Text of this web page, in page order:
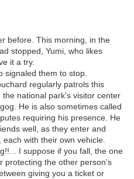
before. This morning, in the
stopped, Yumi, who likes
it a try.
signaled them to stop.
regularly patrols this
national park's visitor center
He is also sometimes called
requiring his presence. He
well, as they enter and
with their own vehicle.
I suppose if you fall, the one
protecting the other person's
giving you a ticket or